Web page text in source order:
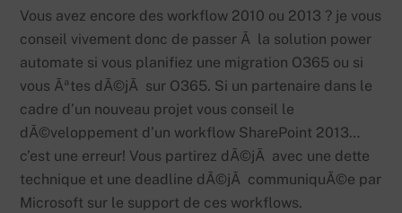
Vous avez encore des workflow 2010 ou 2013 ? je vous
conseil vivement donc de passer Ã la solution power
automate si vous planifiez une migration O365 ou si
vous Ãªtes dÃ©jÃ sur O365. Si un partenaire dans le
cadre d’un nouveau projet vous conseil le
dÃ©veloppement d’un workflow SharePoint 2013…
c’est une erreur! Vous partirez dÃ©jÃ avec une dette
technique et une deadline dÃ©jÃ communiquÃ©e par
Microsoft sur le support de ces workflows.